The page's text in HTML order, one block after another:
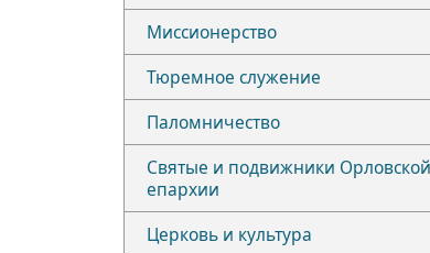
Миссионерство
Тюремное служение
Паломничество
Святые и подвижники Орловской
епархии
Церковь и культура